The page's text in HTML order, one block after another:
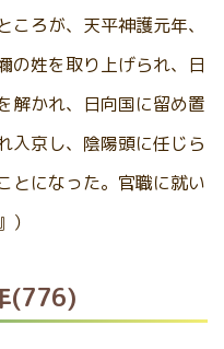
ろが、天平神護元年、
の姓を取り上げられ、日
解かれ、日向国に留め置
入京し、陰陽頭に任じら
とになった。官職に就い
(776)